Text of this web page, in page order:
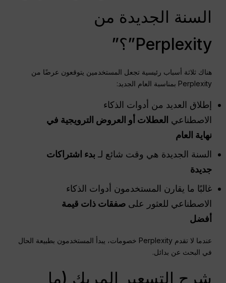
السنة الجديدة من
Perplexity”؟”
هناك ثلاثة أسباب رئيسية تجعل المستخدمين يتوقعون عرضًا من
Perplexity بمناسبة العام الجديد:
إطلاق العديد من أدوات الذكاء
الاصطناعي العطلات أو العروض الترويجية في
نهاية العام
السنة الجديدة هي وقت شائع لـ بدء اشتراكات
جديدة
غالبًا ما يقارن المستخدمون أدوات الذكاء
الاصطناعي للعثور علىصفقات ذات قيمة
أفضل
عندما لا تقدم Perplexity خصومات، يبدأ المستخدمون بطبيعة الحال
في البحث عن بدائل.
شرح التسعير المربك (ما